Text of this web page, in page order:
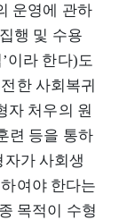
운영에 관하
행 및 수용
이라 한다)도
한 사회복귀
자 처우의 원
련 등을 통하
가 사회생
여야 한다는
목적이 수형